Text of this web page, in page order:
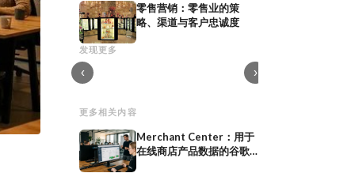
零售营销：零售业的策
略、渠道与客户忠诚度
发现更多
‹
零售：现代零售业的定义、趋
势与策略
零售：现代零售业的定义、趋势与策略
›
更多相关内容
Merchant Center：用于
在线商店产品数据的谷歌